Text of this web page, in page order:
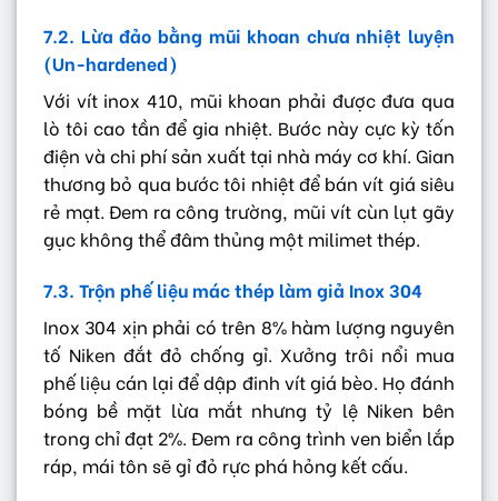
7.2. Lừa đảo bằng mũi khoan chưa nhiệt luyện
(Un-hardened)
Với vít inox 410, mũi khoan phải được đưa qua
lò tôi cao tần để gia nhiệt. Bước này cực kỳ tốn
điện và chi phí sản xuất tại nhà máy cơ khí. Gian
thương bỏ qua bước tôi nhiệt để bán vít giá siêu
rẻ mạt. Đem ra công trường, mũi vít cùn lụt gãy
gục không thể đâm thủng một milimet thép.
7.3. Trộn phế liệu mác thép làm giả Inox 304
Inox 304 xịn phải có trên 8% hàm lượng nguyên
tố Niken đắt đỏ chống gỉ. Xưởng trôi nổi mua
phế liệu cán lại để dập đinh vít giá bèo. Họ đánh
bóng bề mặt lừa mắt nhưng tỷ lệ Niken bên
trong chỉ đạt 2%. Đem ra công trình ven biển lắp
ráp, mái tôn sẽ gỉ đỏ rực phá hỏng kết cấu.